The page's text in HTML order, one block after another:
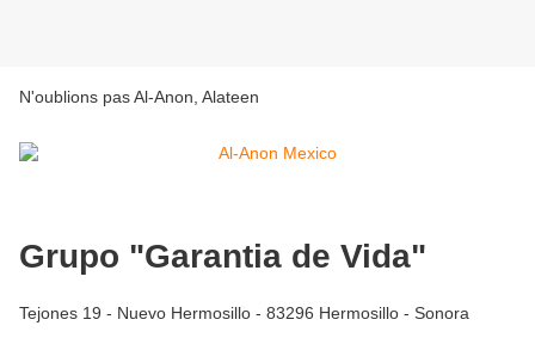
N'oublions pas Al-Anon, Alateen
Grupo "Garantia de Vida"
Tejones 19 - Nuevo Hermosillo - 83296 Hermosillo - Sonora